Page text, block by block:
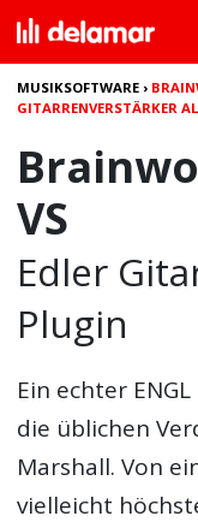
MUSIKSOFTWARE ›
GITARRENVERSTÄRKER
VS
Edler
Plugin
Ein echter
die üblichen
Marshall. Von
vielleicht